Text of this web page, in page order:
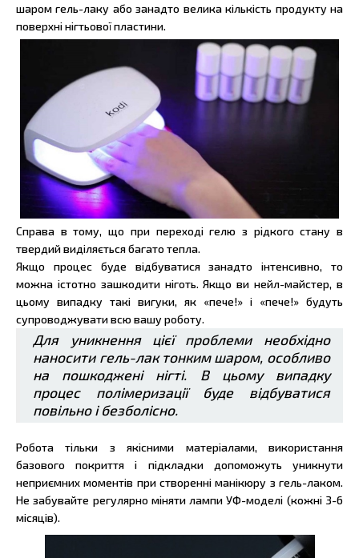
шаром гель-лаку або занадто велика кількість продукту на
поверхні нігтьової пластини.
Справа в тому, що при переході гелю з рідкого стану в
твердий виділяється багато тепла.
Якщо процес буде відбуватися занадто інтенсивно, то
можна істотно зашкодити ніготь. Якщо ви нейл-майстер, в
цьому випадку такі вигуки, як «пече!» і «пече!» будуть
супроводжувати всю вашу роботу.
Для уникнення цієї проблеми необхідно
наносити гель-лак тонким шаром, особливо
на пошкоджені нігті. В цьому випадку
процес полімеризації буде відбуватися
повільно і безболісно.
Робота тільки з якісними матеріалами, використання
базового покриття і підкладки допоможуть уникнути
неприємних моментів при створенні манікюру з гель-лаком.
Не забувайте регулярно міняти лампи УФ-моделі (кожні 3-6
місяців).